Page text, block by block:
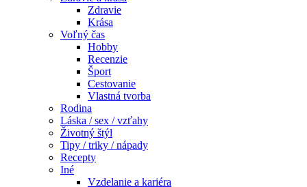
Zdravie
Krása
Voľný čas
Hobby
Recenzie
Šport
Cestovanie
Vlastná tvorba
Rodina
Láska / sex / vzťahy
Životný štýl
Tipy / triky / nápady
Recepty
Iné
Vzdelanie a kariéra